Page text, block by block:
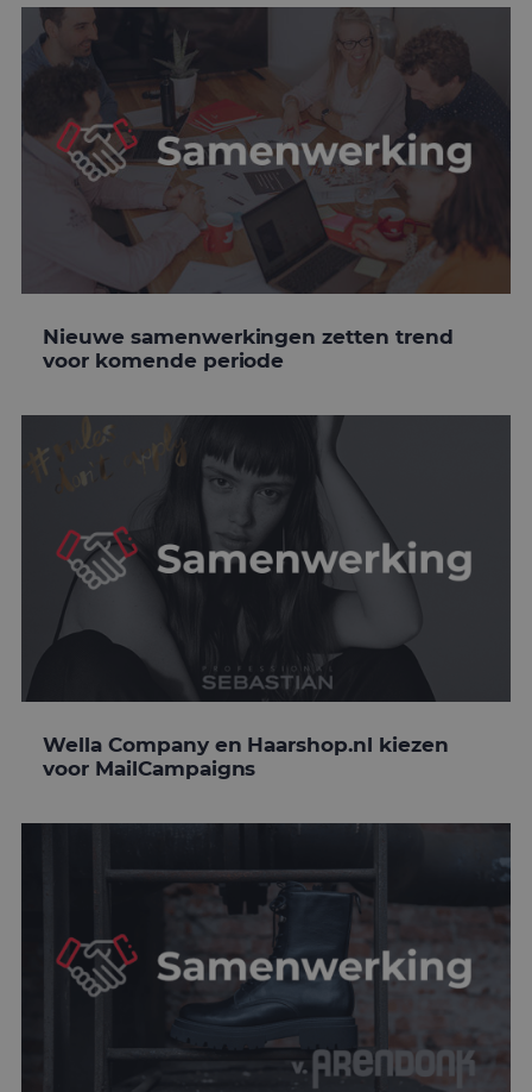
Nieuwe samenwerkingen zetten trend
voor komende periode
Wella Company en Haarshop.nl kiezen
voor MailCampaigns